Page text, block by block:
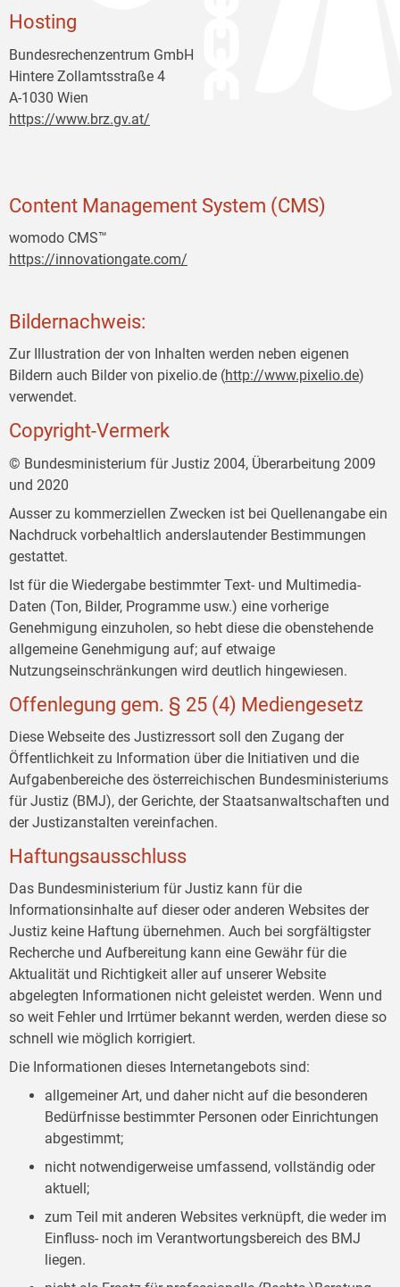
Hosting
Bundesrechenzentrum GmbH
Hintere Zollamtsstraße 4
A-1030 Wien
https://www.brz.gv.at/
Content Management System (CMS)
womodo CMS™
https://innovationgate.com/
Bildernachweis:
Zur Illustration der von Inhalten werden neben eigenen
Bildern auch Bilder von pixelio.de (http://www.pixelio.de)
verwendet.
Copyright-Vermerk
© Bundesministerium für Justiz 2004, Überarbeitung 2009
und 2020
Ausser zu kommerziellen Zwecken ist bei Quellenangabe ein
Nachdruck vorbehaltlich anderslautender Bestimmungen
gestattet.
Ist für die Wiedergabe bestimmter Text- und Multimedia-
Daten (Ton, Bilder, Programme usw.) eine vorherige
Genehmigung einzuholen, so hebt diese die obenstehende
allgemeine Genehmigung auf; auf etwaige
Nutzungseinschränkungen wird deutlich hingewiesen.
Offenlegung gem. § 25 (4) Mediengesetz
Diese Webseite des Justizressort soll den Zugang der
Öffentlichkeit zu Information über die Initiativen und die
Aufgabenbereiche des österreichischen Bundesministeriums
für Justiz (BMJ), der Gerichte, der Staatsanwaltschaften und
der Justizanstalten vereinfachen.
Haftungsausschluss
Das Bundesministerium für Justiz kann für die
Informationsinhalte auf dieser oder anderen Websites der
Justiz keine Haftung übernehmen. Auch bei sorgfältigster
Recherche und Aufbereitung kann eine Gewähr für die
Aktualität und Richtigkeit aller auf unserer Website
abgelegten Informationen nicht geleistet werden. Wenn und
so weit Fehler und Irrtümer bekannt werden, werden diese so
schnell wie möglich korrigiert.
Die Informationen dieses Internetangebots sind:
allgemeiner Art, und daher nicht auf die besonderen
Bedürfnisse bestimmter Personen oder Einrichtungen
abgestimmt;
nicht notwendigerweise umfassend, vollständig oder
aktuell;
zum Teil mit anderen Websites verknüpft, die weder im
Einfluss- noch im Verantwortungsbereich des BMJ
liegen.